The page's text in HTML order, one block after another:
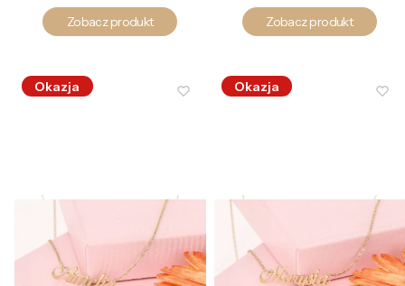
Zobacz produkt Zobacz produkt
Okazja Okazja